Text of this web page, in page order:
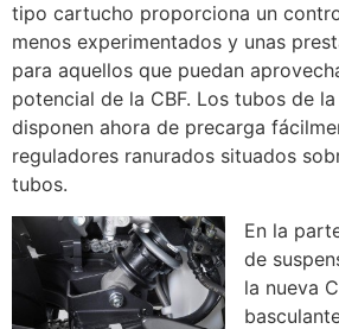
tipo cartucho proporciona un
menos experimentados y unas
para aquellos que puedan
potencial de la CBF. Los tubos de
disponen ahora de precarga
reguladores ranurados situados
tubos.
En la
de
la nueva